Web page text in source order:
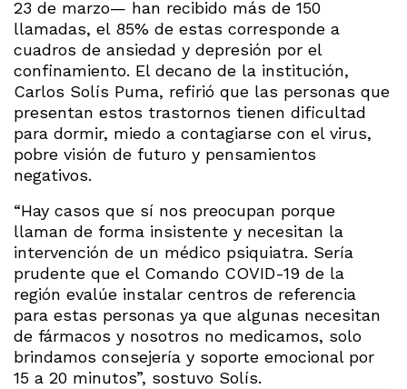
23 de marzo— han recibido más de 150
llamadas, el 85% de estas corresponde a
cuadros de ansiedad y depresión por el
confinamiento. El decano de la institución,
Carlos Solís Puma, refirió que las personas que
presentan estos trastornos tienen dificultad
para dormir, miedo a contagiarse con el virus,
pobre visión de futuro y pensamientos
negativos.
“Hay casos que sí nos preocupan porque
llaman de forma insistente y necesitan la
intervención de un médico psiquiatra. Sería
prudente que el Comando COVID-19 de la
región evalúe instalar centros de referencia
para estas personas ya que algunas necesitan
de fármacos y nosotros no medicamos, solo
brindamos consejería y soporte emocional por
15 a 20 minutos”, sostuvo Solís.